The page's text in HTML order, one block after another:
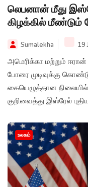
லெபனான் மீது
கிழக்கில் மீண்டும்
Sumalekha 19
அமெரிக்கா மற்றும்
போரை முடிவுக்கு
கையெழுத்தான
குறிவைத்து இஸ்ரேல்
உலகம்